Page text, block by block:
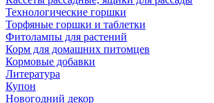
Технологические горшки
Торфяные горшки и таблетки
Фитолампы для растений
Корм для домашних питомцев
Кормовые добавки
Литература
Купон
Новогодний декор